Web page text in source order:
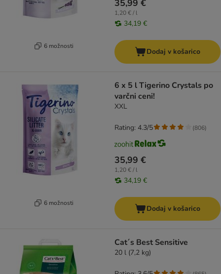
6 možnosti
35,99 €
1,20 € / l
34,19 €
Dodaj v košarico
6 možnosti
6 x 5 l Tigerino Crystals po
varčni ceni!
XXL
35,99 €
1,20 € / l
34,19 €
Rating: 4.3/5 (806)
Dodaj v košarico
Cat´s Best Sensitive
20 l (7,2 kg)